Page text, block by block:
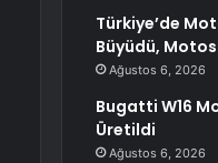
Türkiye’de
Büyüdü,
Ağustos 6, 2026
Bugatti W16
Üretildi
Ağustos 6, 2026